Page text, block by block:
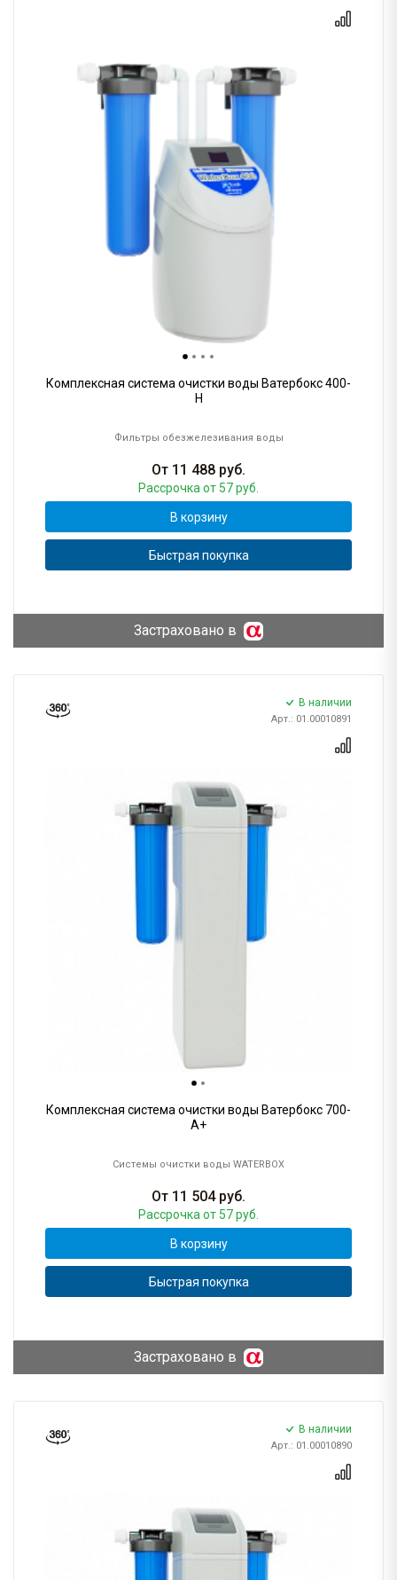
Комплексная система очистки воды Ватербокс 400-
H
Фильтры обезжелезивания воды
От 11 488 руб.
Рассрочка от 57 руб.
В корзину
Быстрая покупка
Застраховано в
В наличии
Арт.: 01.00010891
Комплексная система очистки воды Ватербокс 700-
А+
Системы очистки воды WATERBOX
От 11 504руб.
Рассрочка от 57 руб.
В корзину
Быстрая покупка
Застраховано в
В наличии
Арт.: 01.00010890